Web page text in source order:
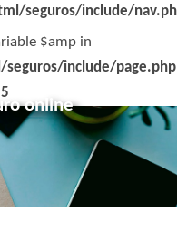
seguros/include/
$amp in
include/page.php
online